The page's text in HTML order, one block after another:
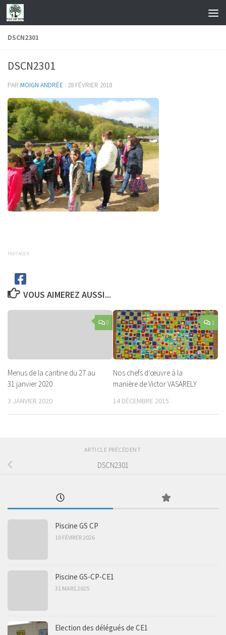
Skip to content
DSCN2301
DSCN2301
PAR MOIGN ANDRÉE · 28 FÉVRIER 2018
PARTAGER
VOUS AIMEREZ AUSSI...
0
Menus de la cantine du 27 au
31 janvier 2020
3 JANVIER 2020
1
Nos chefs d’œuvre à la
manière de Victor VASARELY
14 DÉCEMBRE 2015
ARTICLE PRÉCÉDENT
DSCN2301
Piscine GS CP
10 FÉVRIER 2026
Piscine GS-CP-CE1
31 MARS 2025
Election des délégués de CE1